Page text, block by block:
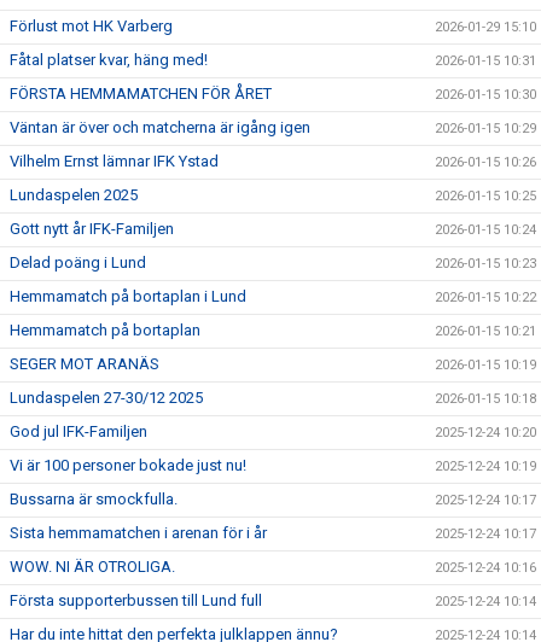
Förlust mot HK Varberg 2026-01-29 15:10
Fåtal platser kvar, häng med! 2026-01-15 10:31
FÖRSTA HEMMAMATCHEN FÖR ÅRET 2026-01-15 10:30
Väntan är över och matcherna är igång igen 2026-01-15 10:29
Vilhelm Ernst lämnar IFK Ystad 2026-01-15 10:26
Lundaspelen 2025 2026-01-15 10:25
Gott nytt år IFK-Familjen 2026-01-15 10:24
Delad poäng i Lund 2026-01-15 10:23
Hemmamatch på bortaplan i Lund 2026-01-15 10:22
Hemmamatch på bortaplan 2026-01-15 10:21
SEGER MOT ARANÄS 2026-01-15 10:19
Lundaspelen 27-30/12 2025 2026-01-15 10:18
God jul IFK-Familjen 2025-12-24 10:20
Vi är 100 personer bokade just nu! 2025-12-24 10:19
Bussarna är smockfulla. 2025-12-24 10:17
Sista hemmamatchen i arenan för i år 2025-12-24 10:17
WOW. NI ÄR OTROLIGA. 2025-12-24 10:16
Första supporterbussen till Lund full 2025-12-24 10:14
Har du inte hittat den perfekta julklappen ännu? 2025-12-24 10:14